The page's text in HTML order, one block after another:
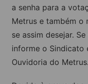
a senha para a
Metrus e também o
se assim desejar.
informe o Sindicato
Ouvidoria do Metrus.